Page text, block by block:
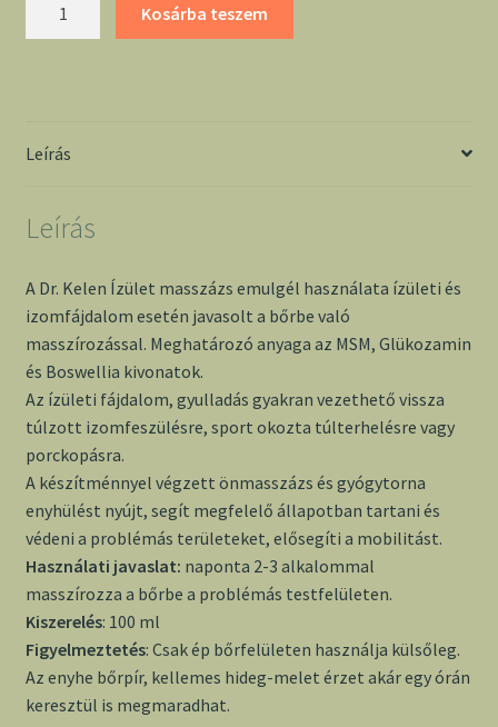
mennyiség
Kosárba teszem
Leírás
Leírás
A Dr. Kelen Ízület masszázs emulgél használata ízületi és
izomfájdalom esetén javasolt a bőrbe való
masszírozással. Meghatározó anyaga az MSM, Glükozamin
és Boswellia kivonatok.
Az ízületi fájdalom, gyulladás gyakran vezethető vissza
túlzott izomfeszülésre, sport okozta túlterhelésre vagy
porckopásra.
A készítménnyel végzett önmasszázs és gyógytorna
enyhülést nyújt, segít megfelelő állapotban tartani és
védeni a problémás területeket, elősegíti a mobilitást.
Használati javaslat: naponta 2-3 alkalommal
masszírozza a bőrbe a problémás testfelületen.
Kiszerelés: 100 ml
Figyelmeztetés: Csak ép bőrfelületen használja külsőleg.
Az enyhe bőrpír, kellemes hideg-melet érzet akár egy órán
keresztül is megmaradhat.